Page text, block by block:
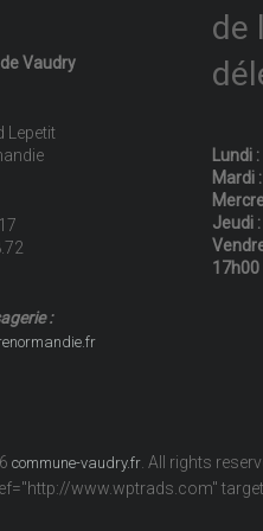
Vaudry
Lepetit
:
de
Lundi
Mardi
Jeudi
17h00
commune-vaudry.fr . All rights
www.wptrads.com"